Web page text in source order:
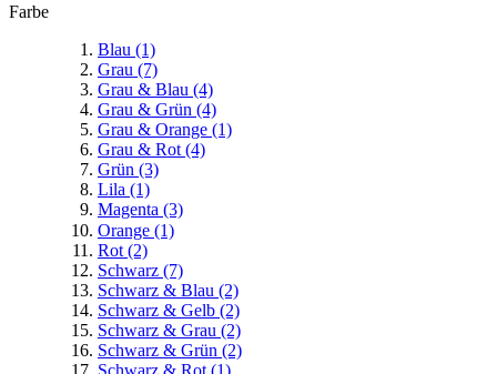
Farbe
Blau (1)
Grau (7)
Grau & Blau (4)
Grau & Grün (4)
Grau & Orange (1)
Grau & Rot (4)
Grün (3)
Lila (1)
Magenta (3)
Orange (1)
Rot (2)
Schwarz (7)
Schwarz & Blau (2)
Schwarz & Gelb (2)
Schwarz & Grau (2)
Schwarz & Grün (2)
Schwarz & Rot (1)